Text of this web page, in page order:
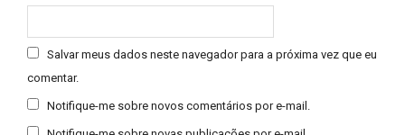
Salvar meus dados neste navegador para a próxima vez que eu
comentar.
Notifique-me sobre novos comentários por e-mail.